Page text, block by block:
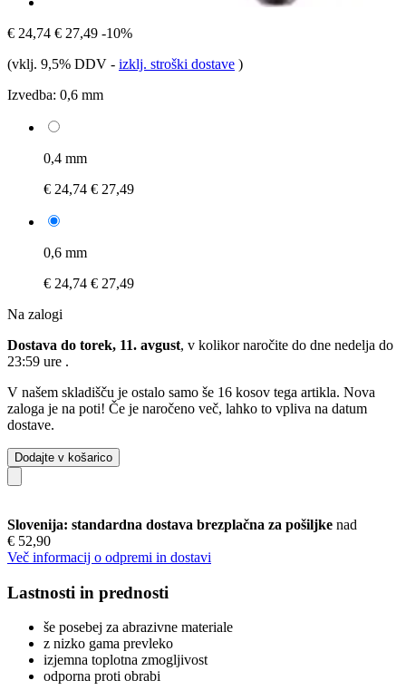
€ 24,74 € 27,49 -10%
(vklj. 9,5% DDV - izklj. stroški dostave )
Izvedba: 0,6 mm
0,4 mm
€ 24,74 € 27,49
0,6 mm
€ 24,74 € 27,49
Na zalogi
Dostava do torek, 11. avgust, v kolikor naročite do dne nedelja do
23:59 ure .
V našem skladišču je ostalo samo še 16 kosov tega artikla. Nova
zaloga je na poti! Če je naročeno več, lahko to vpliva na datum
dostave.
Dodajte v košarico
Slovenija: standardna dostava brezplačna za pošiljke nad
€ 52,90
Več informacij o odpremi in dostavi
Lastnosti in prednosti
še posebej za abrazivne materiale
z nizko gama prevleko
izjemna toplotna zmogljivost
odporna proti obrabi